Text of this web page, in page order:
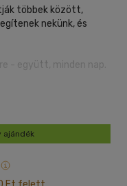
többek között,
nekünk, és
- együtt, minden nap.
ismerteti
és szemléletes
élvezetessé teszik. A
kortól ajánljuk.
ajándék